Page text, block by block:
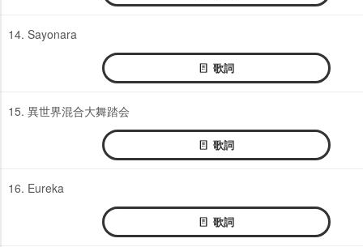
14. Sayonara
歌詞
15. 異世界混合大舞踏会
歌詞
16. Eureka
歌詞